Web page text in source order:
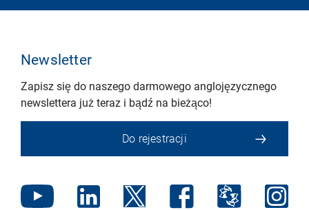
Newsletter
Zapisz się do naszego darmowego anglojęzycznego
newslettera już teraz i bądź na bieżąco!
Do rejestracji